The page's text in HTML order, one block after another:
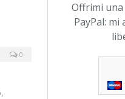
0
Offrimi
PayPal: